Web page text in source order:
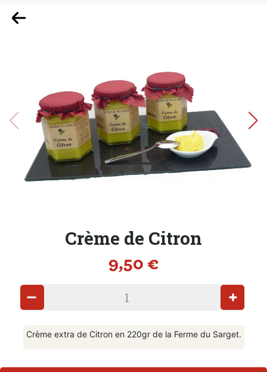
Crème de Citron
9,50 €
Crème extra de Citron en 220gr de la Ferme du Sarget.